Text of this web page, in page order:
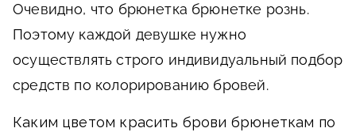
Очевидно, что брюнетка брюнетке рознь.
Поэтому каждой девушке нужно
осуществлять строго индивидуальный подбор
средств по колорированию бровей.
Каким цветом красить брови брюнеткам по